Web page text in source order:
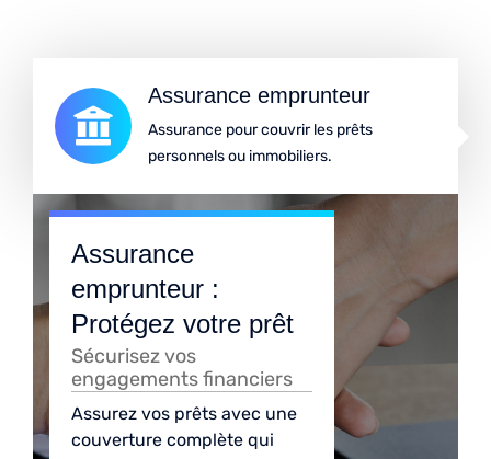
Assurance emprunteur
Assurance pour couvrir les prêts
personnels ou immobiliers.
Assurance
emprunteur :
Protégez votre prêt
Sécurisez vos
engagements financiers
Assurez vos prêts avec une
couverture complète qui